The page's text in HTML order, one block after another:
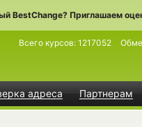
BestChange? Приглашаем
адреса Партнерам
Всего курсов: 1217052